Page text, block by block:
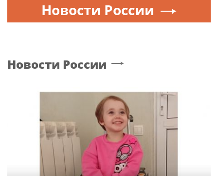
Новости России
Новости России